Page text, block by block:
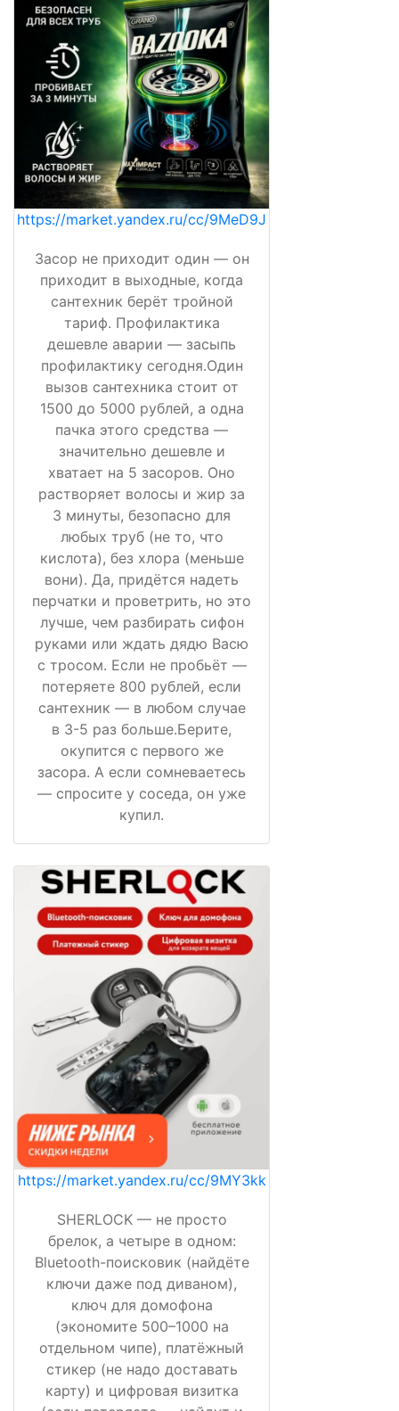
https://market.yandex.ru/cc/9MeD9J
Засор не приходит один — он
приходит в выходные, когда
сантехник берёт тройной
тариф. Профилактика
дешевле аварии — засыпь
профилактику сегодня.Один
вызов сантехника стоит от
1500 до 5000 рублей, а одна
пачка этого средства —
значительно дешевле и
хватает на 5 засоров. Оно
растворяет волосы и жир за
3 минуты, безопасно для
любых труб (не то, что
кислота), без хлора (меньше
вони). Да, придётся надеть
перчатки и проветрить, но это
лучше, чем разбирать сифон
руками или ждать дядю Васю
с тросом. Если не пробьёт —
потеряете 800 рублей, если
сантехник — в любом случае
в 3-5 раз больше.Берите,
окупится с первого же
засора. А если сомневаетесь
— спросите у соседа, он уже
купил.
https://market.yandex.ru/cc/9MY3kk
SHERLOCK — не просто
брелок, а четыре в одном:
Bluetooth-поисковик (найдёте
ключи даже под диваном),
ключ для домофона
(экономите 500–1000 на
отдельном чипе), платёжный
стикер (не надо доставать
карту) и цифровая визитка